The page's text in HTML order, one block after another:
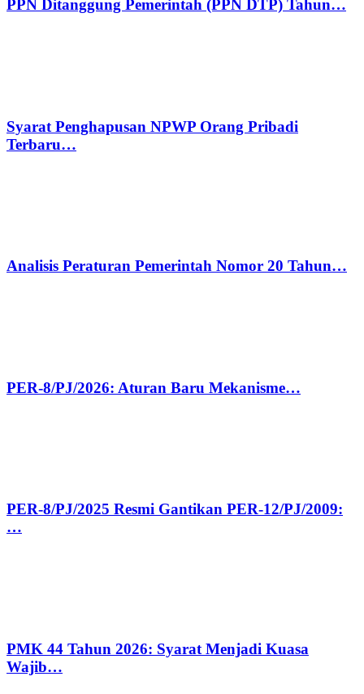
PPN Ditanggung Pemerintah (PPN DTP) Tahun…
Syarat Penghapusan NPWP Orang Pribadi
Terbaru…
Analisis Peraturan Pemerintah Nomor 20 Tahun…
PER-8/PJ/2026: Aturan Baru Mekanisme…
PER-8/PJ/2025 Resmi Gantikan PER-12/PJ/2009:
…
PMK 44 Tahun 2026: Syarat Menjadi Kuasa
Wajib…